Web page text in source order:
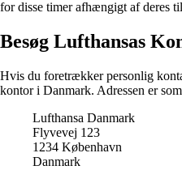
for disse timer afhængigt af deres
Besøg Lufthansas
Hvis du foretrækker personlig
kontor i Danmark. Adressen er
Lufthansa Danmark
Flyvevej 123
1234 København
Danmark